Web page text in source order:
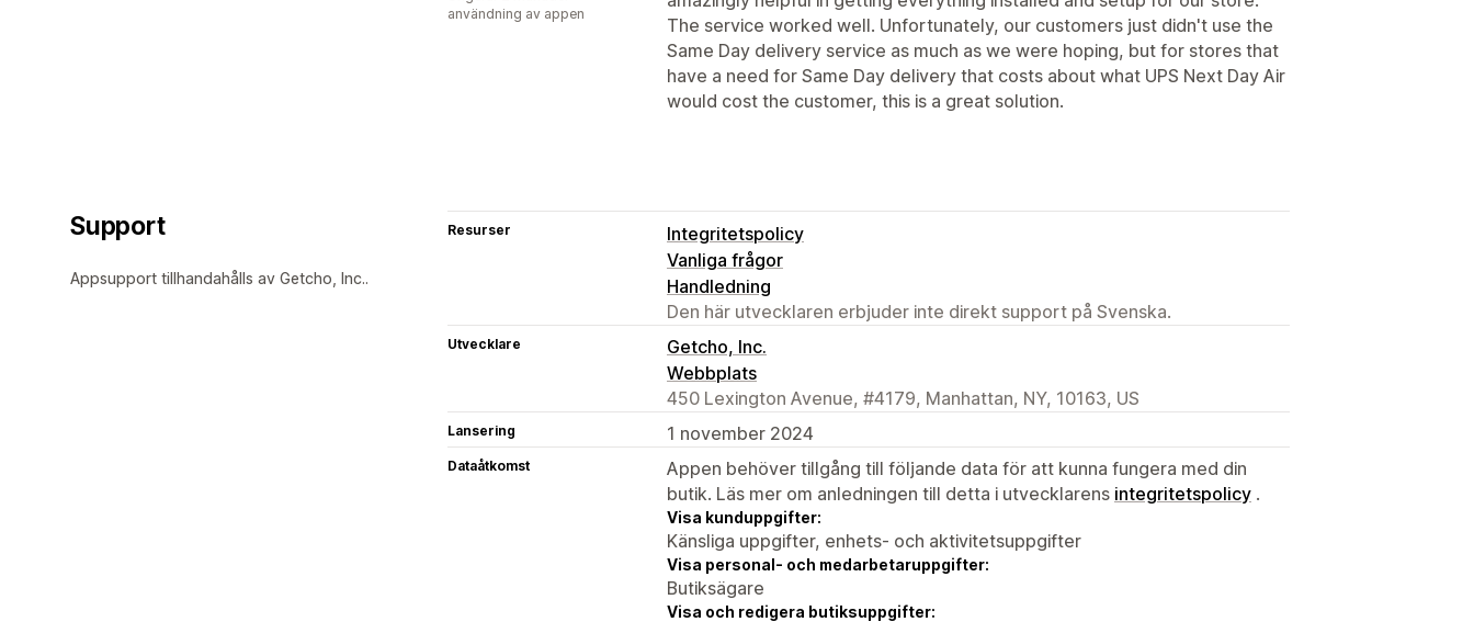
The service worked well. Unfortunately, our customers just didn't use the
Same Day delivery service as much as we were hoping, but for stores that
have a need for Same Day delivery that costs about what UPS Next Day Air
would cost the customer, this is a great solution.
användning av appen
Support
Appsupport tillhandahålls av Getcho, Inc..
Resurser
Integritetspolicy
Vanliga frågor
Handledning
Den här utvecklaren erbjuder inte direkt support på Svenska.
Utvecklare
Getcho, Inc.
Webbplats
450 Lexington Avenue, #4179, Manhattan, NY, 10163, US
Lansering 1 november 2024
Dataåtkomst
Appen behöver tillgång till följande data för att kunna fungera med din
butik. Läs mer om anledningen till detta i utvecklarens integritetspolicy .
Visa kunduppgifter:
Känsliga uppgifter, enhets- och aktivitetsuppgifter
Visa personal- och medarbetaruppgifter:
Butiksägare
Visa och redigera butiksuppgifter: